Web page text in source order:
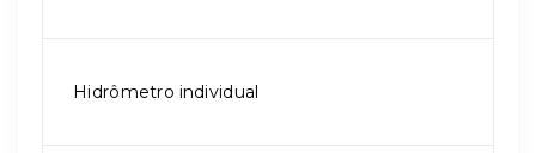
Hidrômetro individual